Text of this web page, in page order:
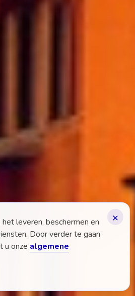
×
leveren, beschermen en
Door verder te gaan
u onze algemene